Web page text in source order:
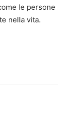
le persone
nella vita.